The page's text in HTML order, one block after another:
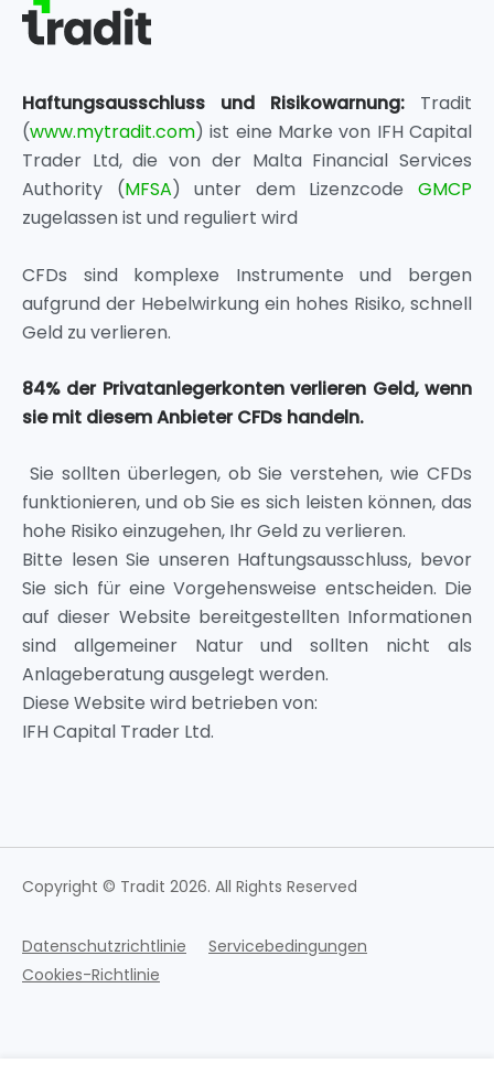
Haftungsausschluss und Risikowarnung: Tradit
(www.mytradit.com) ist eine Marke von IFH Capital
Trader Ltd, die von der Malta Financial Services
Authority (MFSA) unter dem LizenzcodeGMCP
zugelassen ist und reguliert wird
CFDs sind komplexe Instrumente und bergen
aufgrund der Hebelwirkung ein hohes Risiko, schnell
Geld zu verlieren.
84% der Privatanlegerkonten verlieren Geld, wenn
sie mit diesem Anbieter CFDs handeln.
Sie sollten überlegen, ob Sie verstehen, wie CFDs
funktionieren, und ob Sie es sich leisten können, das
hohe Risiko einzugehen, Ihr Geld zu verlieren.
Bitte lesen Sie unseren Haftungsausschluss, bevor
Sie sich für eine Vorgehensweise entscheiden. Die
auf dieser Website bereitgestellten Informationen
sind allgemeiner Natur und sollten nicht als
Anlageberatung ausgelegt werden.
Diese Website wird betrieben von:
IFH Capital Trader Ltd.
Copyright © Tradit 2026. All Rights Reserved
Datenschutzrichtlinie
Servicebedingungen
Cookies-Richtlinie